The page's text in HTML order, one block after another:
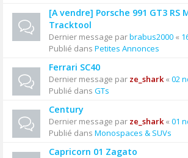
[A vendre] Porsche 991 GT3 RS
Tracktool
Dernier message parbrabus2000 «
Publié dans Petites Annonces
Ferrari SC40
Dernier message par ze_shark« 02
Publié dans GTs
Century
Dernier message par ze_shark« 01
Publié dans Monospaces & SUVs
Capricorn 01 Zagato